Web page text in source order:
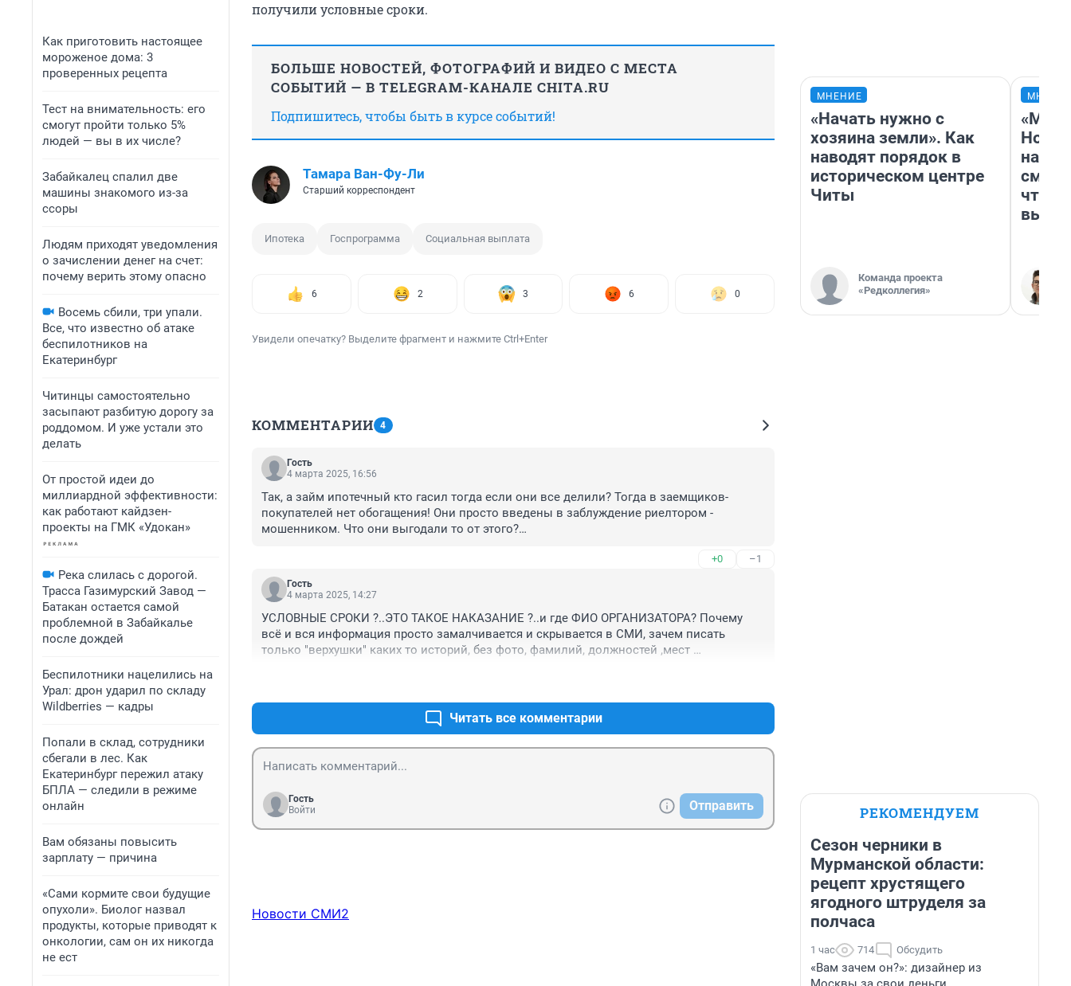
Как приготовить настоящее
мороженое дома: 3
проверенных рецепта
Тест на внимательность: его
смогут пройти только 5%
людей — вы в их числе?
Забайкалец спалил две
машины знакомого из-за
ссоры
Людям приходят уведомления
о зачислении денег на счет:
почему верить этому опасно
Восемь сбили, три упали.
Все, что известно об атаке
беспилотников на
Екатеринбург
Читинцы самостоятельно
засыпают разбитую дорогу за
роддомом. И уже устали это
делать
От простой идеи до
миллиардной эффективности:
как работают кайдзен-
проекты на ГМК «Удокан»
Река слилась с дорогой.
Трасса Газимурский Завод —
Батакан остается самой
проблемной в Забайкалье
после дождей
Беспилотники нацелились на
Урал: дрон ударил по складу
Wildberries — кадры
Попали в склад, сотрудники
сбегали в лес. Как
Екатеринбург пережил атаку
БПЛА — следили в режиме
онлайн
Вам обязаны повысить
зарплату — причина
«Сами кормите свои будущие
опухоли». Биолог назвал
продукты, которые приводят к
онкологии, сам он их никогда
не ест
получили условные сроки.
БОЛЬШЕ НОВОСТЕЙ, ФОТОГРАФИЙ И ВИДЕО С МЕСТА
СОБЫТИЙ — В TELEGRAM-КАНАЛЕ CHITA.RU
Подпишитесь, чтобы быть в курсе событий!
Тамара Ван-Фу-Ли
Старший корреспондент
Ипотека Госпрограмма Социальная выплата
6 2 3 6 0
Увидели опечатку? Выделите фрагмент и нажмите Ctrl+Enter
КОММЕНТАРИИ 4
Гость
4 марта 2025, 16:56
Так, а займ ипотечный кто гасил тогда если они все делили? Тогда в заемщиков-
покупателей нет обогащения! Они просто введены в заблуждение риелтором -
мошенником. Что они выгодали то от этого?
граждан для страны новых поставляют государство в лице прокуроров не думает.
+0 –1
Гость
4 марта 2025, 14:27
УСЛОВНЫЕ СРОКИ ?..ЭТО ТАКОЕ НАКАЗАНИЕ ?..и где ФИО ОРГАНИЗАТОРА? Почему
всё и вся информация просто замалчивается и скрывается в СМИ, зачем писать
только "верхушки" каких то историй, без фото, фамилий, должностей ,мест
Читать все комментарии
Гость
Войти
Отправить
Новости СМИ2
МНЕНИЕ
«Начать нужно с
хозяина земли». Как
наводят порядок в
историческом центре
Читы
Команда проекта
«Редколлегия»
«Мы
РЕКОМЕНДУЕМ
Сезон черники в
Мурманской области:
рецепт хрустящего
ягодного штруделя за
полчаса
1 час 714 Обсудить
«Вам зачем он?»: дизайнер из